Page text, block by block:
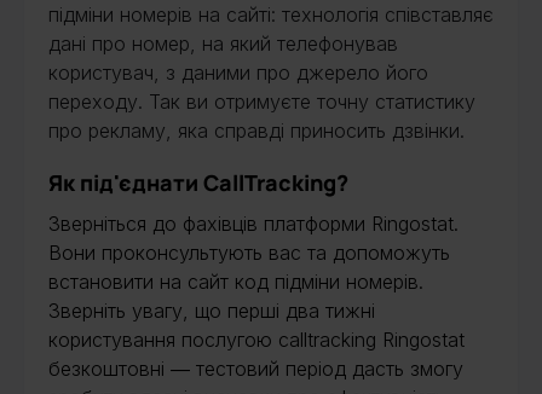
підміни номерів на сайті: технологія співставляє
дані про номер, на який телефонував
користувач, з даними про джерело його
переходу. Так ви отримуєте точну статистику
про рекламу, яка справді приносить дзвінки.
Як під'єднати CallTracking?
Зверніться до фахівців платформи Ringostat.
Вони проконсультують вас та допоможуть
встановити на сайт код підміни номерів.
Зверніть увагу, що перші два тижні
користування послугою calltracking Ringostat
безкоштовні ― тестовий період дасть змогу